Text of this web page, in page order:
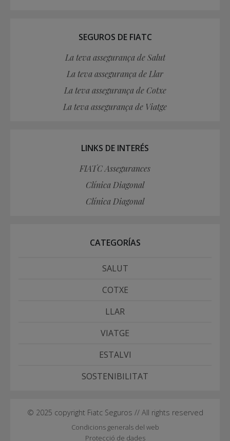
SEGUROS DE FIATC
La teva assegurança de Salut
La teva assegurança de Llar
La teva assegurança de Cotxe
La teva assegurança de Viatge
LINKS DE INTERÉS
FIATC Assegurances
Clínica Diagonal
Clínica Diagonal
CATEGORÍAS
SALUT
COTXE
LLAR
VIATGE
ESTALVI
SOSTENIBILITAT
© 2025 copyright Fiatc Seguros // All rights reserved
Condicions generals del web
Protecció de dades